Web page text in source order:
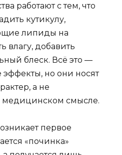
работают с тем, что
кутикулу,
липиды на
влагу, добавить
блеск. Всё это —
но они носят
а не
медицинском смысле.
первое
«починка»